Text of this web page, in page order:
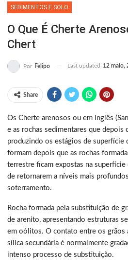
SEDIMENTOS E SOLO
O Que É Cherte
Chert
Por Felipo Last updated 12 maio,
Share
Os Cherte arenosos ou em inglês
e as rochas sedimentares que depois
produzindo os estágios de superfície
formam depois que as rochas
terrestre ficam expostas na superfície
de retornarem a níveis mais
soterramento.
Rocha formada pela substituição de
de arenito, apresentando estruturas
em oólitos. O contato entre os grãos
sílica secundária é normalmente
intenso processo de substituição.